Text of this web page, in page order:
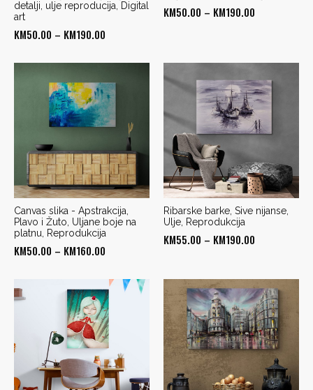
detalji, ulje reproducija, Digital
art
KM50.00 – KM190.00
through
KM190.00
KM50.00 – KM190.00
through
KM190.00
Canvas slika - Apstrakcija,
Plavo i Žuto, Uljane boje na
platnu, Reprodukcija
KM50.00 – KM160.00
KM50.00
through
KM160.00
Ribarske barke, Sive nijanse,
Ulje, Reprodukcija
KM55.00 – KM190.00
through
KM190.00